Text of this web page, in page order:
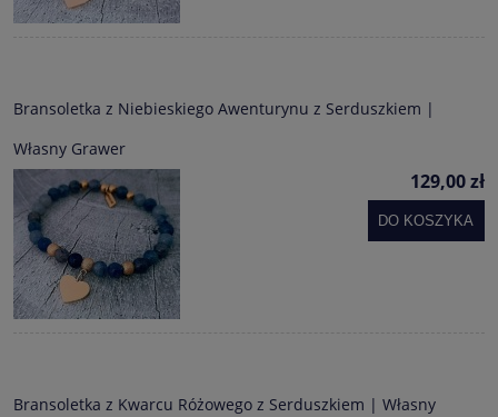
Bransoletka z Niebieskiego Awenturynu z Serduszkiem |
Własny Grawer
129,00 zł
DO KOSZYKA
Bransoletka z Kwarcu Różowego z Serduszkiem | Własny